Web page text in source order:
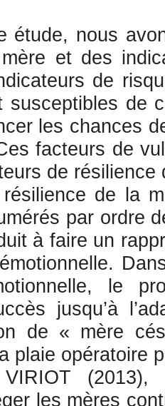
étude, nous
et des
de
susceptibles de
les chances
facteurs de
de
de la
par ordre
à faire un
le
jusqu’à
de « mère
plaie opératoire
VIRIOT (2013),
les mères